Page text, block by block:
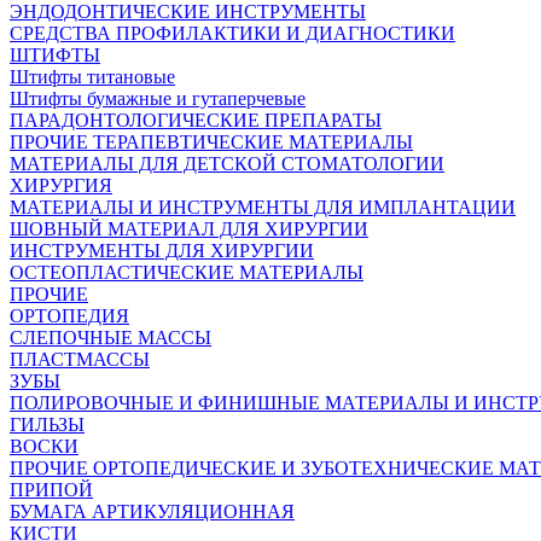
ЭНДОДОНТИЧЕСКИЕ ИНСТРУМЕНТЫ
СРЕДСТВА ПРОФИЛАКТИКИ И ДИАГНОСТИКИ
ШТИФТЫ
Штифты титановые
Штифты бумажные и гутаперчевые
ПАРАДОНТОЛОГИЧЕСКИЕ ПРЕПАРАТЫ
ПРОЧИЕ ТЕРАПЕВТИЧЕСКИЕ МАТЕРИАЛЫ
МАТЕРИАЛЫ ДЛЯ ДЕТСКОЙ СТОМАТОЛОГИИ
ХИРУРГИЯ
МАТЕРИАЛЫ И ИНСТРУМЕНТЫ ДЛЯ ИМПЛАНТАЦИИ
ШОВНЫЙ МАТЕРИАЛ ДЛЯ ХИРУРГИИ
ИНСТРУМЕНТЫ ДЛЯ ХИРУРГИИ
ОСТЕОПЛАСТИЧЕСКИЕ МАТЕРИАЛЫ
ПРОЧИЕ
ОРТОПЕДИЯ
СЛЕПОЧНЫЕ МАССЫ
ПЛАСТМАССЫ
ЗУБЫ
ПОЛИРОВОЧНЫЕ И ФИНИШНЫЕ МАТЕРИАЛЫ И
ГИЛЬЗЫ
ВОСКИ
ПРОЧИЕ ОРТОПЕДИЧЕСКИЕ И ЗУБОТЕХНИЧЕСКИЕ
ПРИПОЙ
БУМАГА АРТИКУЛЯЦИОННАЯ
КИСТИ